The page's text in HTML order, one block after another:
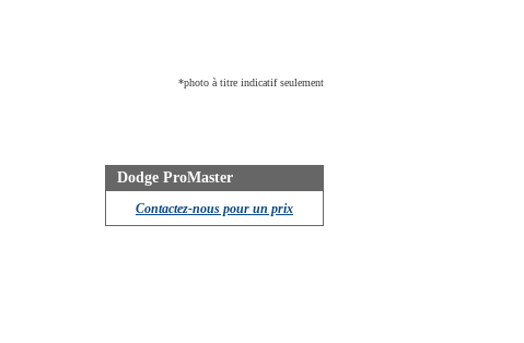
*photo à titre indicatif seulement
Dodge ProMaster
Contactez-nous pour un prix